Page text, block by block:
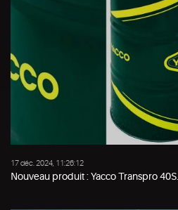
17 déc. 2024, 11:26:12
Nouveau produit : Yacco Transpro 40S...